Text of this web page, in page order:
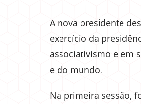
A nova presidente
exercício da
associativismo e em
e do mundo.
Na primeira sessão,